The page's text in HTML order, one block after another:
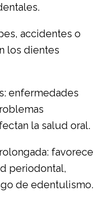
accidentes o
los dientes
enfermedades
la salud oral.
favorece
periodontal,
de edentulismo.